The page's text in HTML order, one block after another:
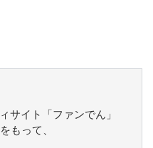
サイト「ファンでん」
もって、